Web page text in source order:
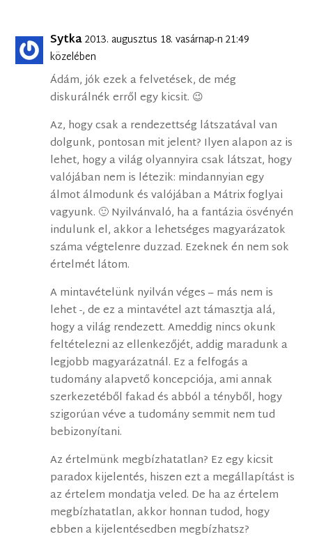
Sytka2013. augusztus 18. vasárnap-n 21:49
közelében
Ádám, jók ezek a felvetések, de még
diskurálnék erről egy kicsit. 😉
Az, hogy csak a rendezettség látszatával van
dolgunk, pontosan mit jelent? Ilyen alapon az is
lehet, hogy a világ olyannyira csak látszat, hogy
valójában nem is létezik: mindannyian egy
álmot álmodunk és valójában a Mátrix foglyai
vagyunk. 🙂 Nyilvánvaló, ha a fantázia ösvényén
indulunk el, akkor a lehetséges magyarázatok
száma végtelenre duzzad. Ezeknek én nem sok
értelmét látom.
A mintavételünk nyilván véges – más nem is
lehet -, de ez a mintavétel azt támasztja alá,
hogy a világ rendezett. Ameddig nincs okunk
feltételezni az ellenkezőjét, addig maradunk a
legjobb magyarázatnál. Ez a felfogás a
tudomány alapvető koncepciója, ami annak
szerkezetéből fakad és abból a tényből, hogy
szigorúan véve a tudomány semmit nem tud
bebizonyítani.
Az értelmünk megbízhatatlan? Ez egy kicsit
paradox kijelentés, hiszen ezt a megállapítást is
az értelem mondatja veled. De ha az értelem
megbízhatatlan, akkor honnan tudod, hogy
ebben a kijelentésedben megbízhatsz?